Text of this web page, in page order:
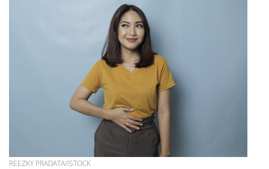
REEZKY PRADATA/ISTOCK